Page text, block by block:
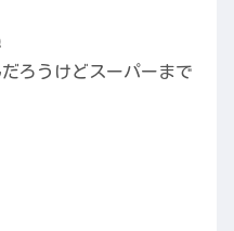
ろうけどスーパーまで